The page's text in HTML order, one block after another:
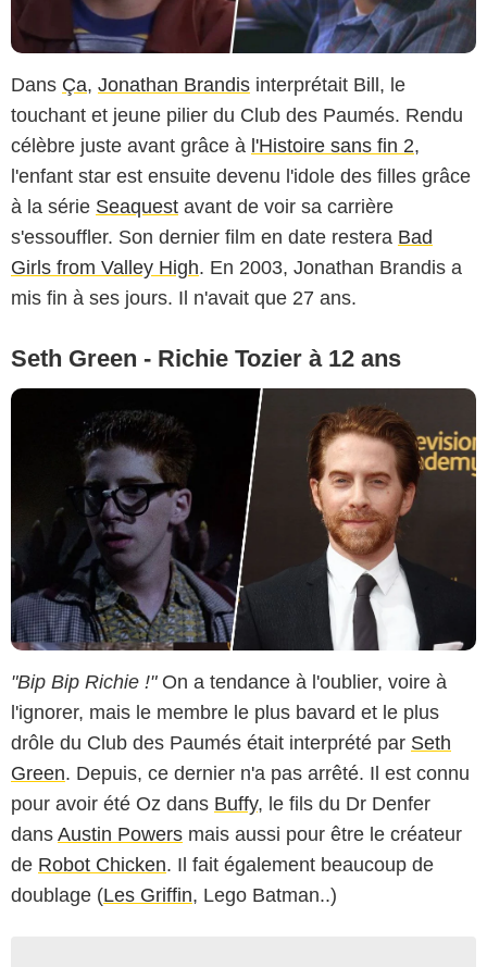
Dans Ça, Jonathan Brandis interprétait Bill, le
touchant et jeune pilier du Club des Paumés. Rendu
célèbre juste avant grâce à l'Histoire sans fin 2,
l'enfant star est ensuite devenu l'idole des filles grâce
à la série Seaquest avant de voir sa carrière
s'essouffler. Son dernier film en date restera Bad
Girls from Valley High. En 2003, Jonathan Brandis a
mis fin à ses jours. Il n'avait que 27 ans.
Seth Green - Richie Tozier à 12 ans
"Bip Bip Richie !"On a tendance à l'oublier, voire à
l'ignorer, mais le membre le plus bavard et le plus
drôle du Club des Paumés était interprété par Seth
Green. Depuis, ce dernier n'a pas arrêté. Il est connu
pour avoir été Oz dans Buffy, le fils du Dr Denfer
dans Austin Powers mais aussi pour être le créateur
de Robot Chicken. Il fait également beaucoup de
doublage (Les Griffin, Lego Batman..)